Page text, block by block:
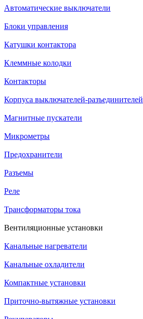
Автоматические выключатели
Блоки управления
Катушки контактора
Клеммные колодки
Контакторы
Корпуса выключателей-разъединителей
Магнитные пускатели
Микрометры
Предохранители
Разъемы
Реле
Трансформаторы тока
Вентиляционные установки
Канальные нагреватели
Канальные охладители
Компактные установки
Приточно-вытяжные установки